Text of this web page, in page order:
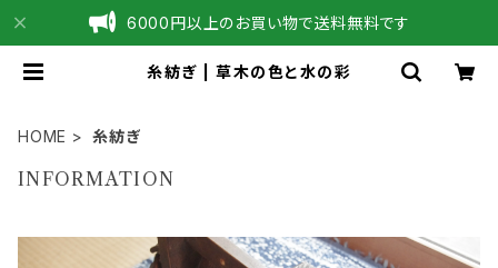
6000円以上のお買い物で送料無料です
糸紡ぎ | 草木の色と水の彩
HOME 糸紡ぎ
INFORMATION